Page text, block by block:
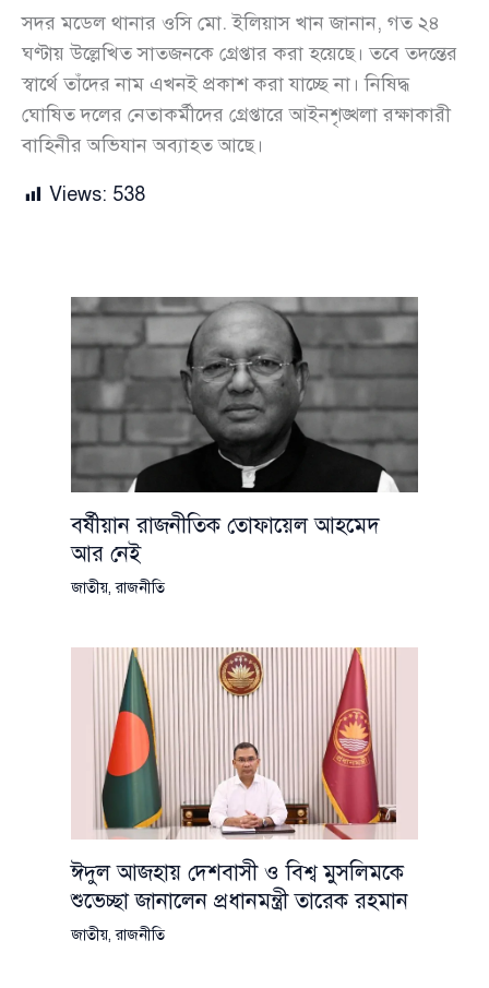
সদর মডেল থানার ওসি মো. ইলিয়াস খান জানান, গত ২৪
ঘণ্টায় উল্লেখিত সাতজনকে গ্রেপ্তার করা হয়েছে। তবে তদন্তের
স্বার্থে তাঁদের নাম এখনই প্রকাশ করা যাচ্ছে না। নিষিদ্ধ
ঘোষিত দলের নেতাকর্মীদের গ্রেপ্তারে আইনশৃঙ্খলা রক্ষাকারী
বাহিনীর অভিযান অব্যাহত আছে।
Views: 538
বর্ষীয়ান রাজনীতিক তোফায়েল আহমেদ
আর নেই
জাতীয়,রাজনীতি
ঈদুল আজহায় দেশবাসী ও বিশ্ব মুসলিমকে
শুভেচ্ছা জানালেন প্রধানমন্ত্রী তারেক রহমান
জাতীয়,রাজনীতি